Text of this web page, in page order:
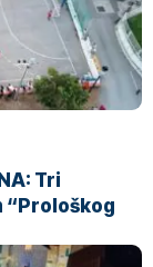
Tri